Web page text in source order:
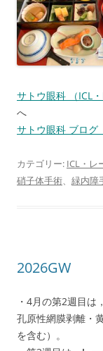
サトウ眼科 （ICL
へ
サトウ眼科 ブロ
カテゴリー: ICL・レ
硝子体手術、 緑内障
2026GW
・4月の第2週目は，
孔原性網膜剥離・
を含む）。